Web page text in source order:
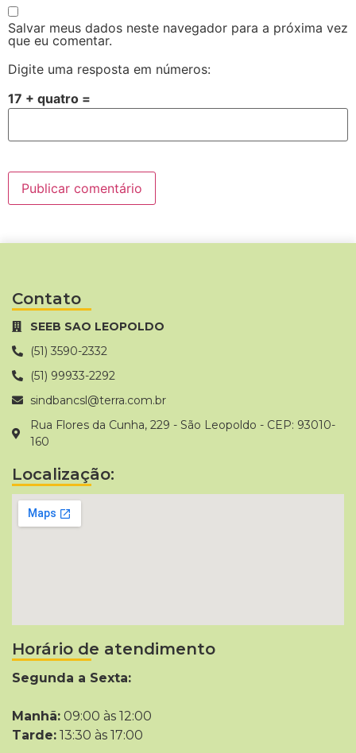
Salvar meus dados neste navegador para a próxima vez
que eu comentar.
Digite uma resposta em números:
17 + quatro =
Contato
SEEB SAO LEOPOLDO
(51) 3590-2332
(51) 99933-2292
sindbancsl@terra.com.br
Rua Flores da Cunha, 229 - São Leopoldo - CEP: 93010-
160
Localização:
Horário de atendimento
Segunda a Sexta:
Manhã: 09:00 às 12:00
Tarde: 13:30 às 17:00